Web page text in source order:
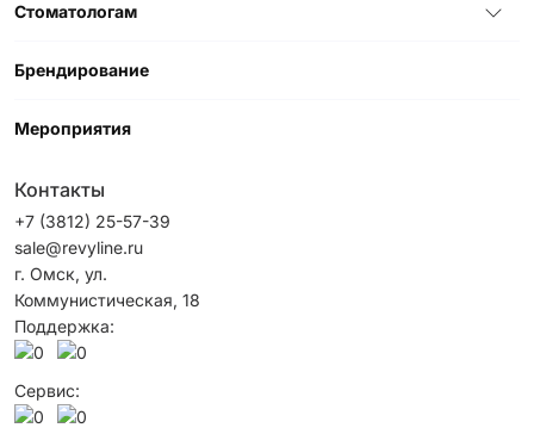
Стоматологам
Брендирование
Мероприятия
Контакты
+7 (3812) 25-57-39
sale@revyline.ru
г. Омск, ул.
Коммунистическая, 18
Поддержка:
Сервис: